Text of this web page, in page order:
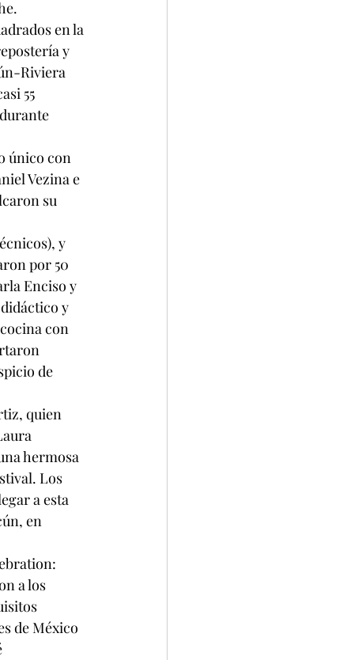
en la
y
Riviera
55
único con
Vezina e
su
y
por 50
Enciso y
y
con
de
quien
hermosa
Los
a esta
en
a los
de México